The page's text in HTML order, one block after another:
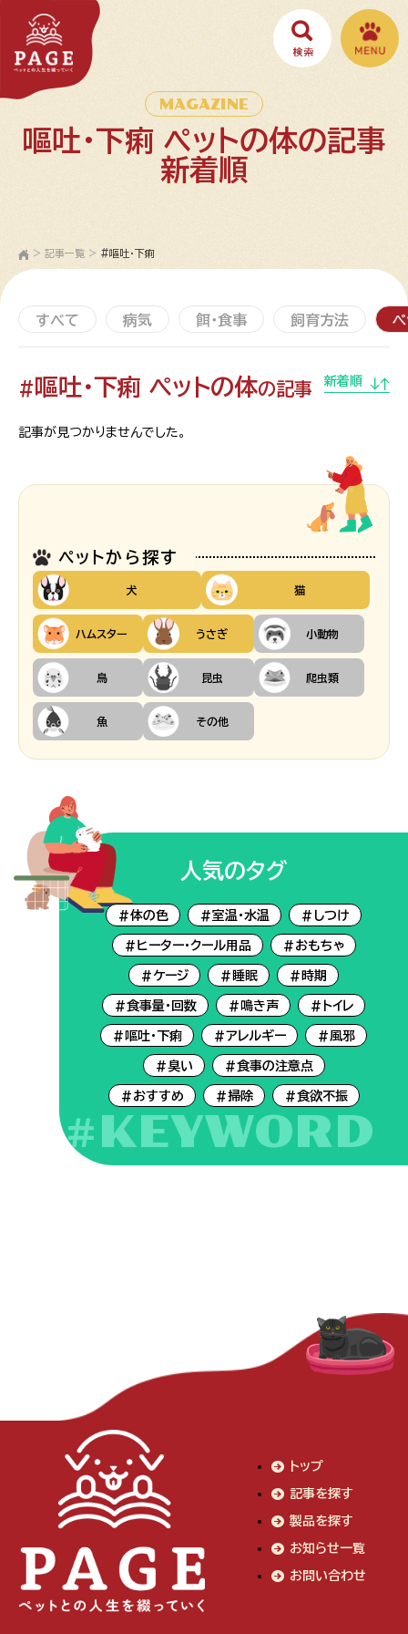
MAGAZINE
嘔吐・下痢 ペットの体の記事
新着順
> 記事一覧 > #嘔吐・下痢
すべて 病気 餌・食事 飼育方法
# 嘔吐・下痢 ペットの体の記事 新着順
記事が見つかりませんでした。
ペットから探す
犬 猫
ハムスター うさぎ 小動物
鳥 昆虫 爬虫類
魚 その他
#KEYWORD
人気のタグ
#体の色 #室温・水温 #しつけ
#ヒーター・クール用品 #おもちゃ
#ケージ #睡眠 #時期
#食事量・回数 #鳴き声 #トイレ
#嘔吐・下痢 #アレルギー #風邪
#臭い #食事の注意点
#おすすめ #掃除 #食欲不振
トップ
記事を探す
製品を探す
お知らせ一覧
お問い合わせ